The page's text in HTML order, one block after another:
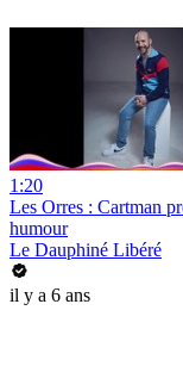
1:20
Les Orres : Cartman
humour
Le Dauphiné Libéré
il y a 6 ans